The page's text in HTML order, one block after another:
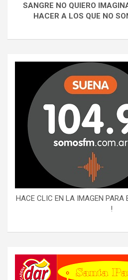
SANGRE NO QUIERO
HACER A LOS QUE NO
HACE CLIC EN LA IMAGEN PARA
!